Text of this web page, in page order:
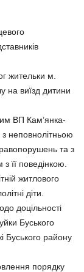
жительки м.
на виїзд дитини
ВП Кам’янка-
з неповнолітньою
та з
її поведінкою.
житлового
діти.
доцільності
Буського
Буського району
порядку